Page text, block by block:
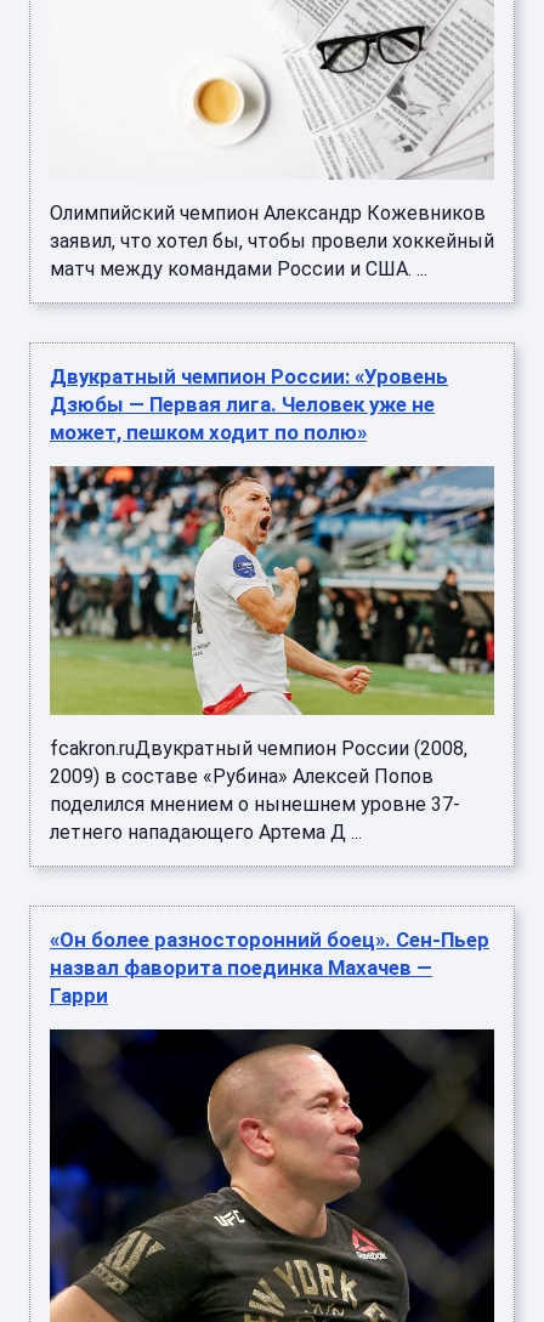
Олимпийский чемпион Александр Кожевников
заявил, что хотел бы, чтобы провели хоккейный
матч между командами России и США. ...
Двукратный чемпион России: «Уровень
Дзюбы — Первая лига. Человек уже не
может, пешком ходит по полю»
fcakron.ruДвукратный чемпион России (2008,
2009) в составе «Рубина» Алексей Попов
поделился мнением о нынешнем уровне 37-
летнего нападающего Артема Д ...
«Он более разносторонний боец». Сен-Пьер
назвал фаворита поединка Махачев —
Гарри